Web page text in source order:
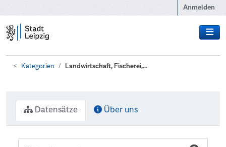
Anmelden
Kategorien Landwirtschaft, Fischerei,...
Datensätze Über uns